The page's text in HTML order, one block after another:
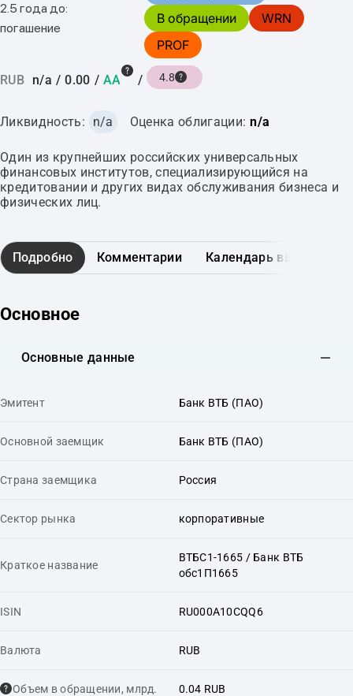
2.5 года до:
погашение
В обращении
WRN
PROF
RUB n/a / 0.00 / AA / 4.8
Ликвидность: n/a Оценка облигации: n/a
Один из крупнейших российских универсальных
финансовых институтов, специализирующийся на
кредитовании и других видах обслуживания бизнеса и
физических лиц.
Подробно Комментарии Календарь выплат
Основное
Основные данные
Эмитент Банк ВТБ (ПАО)
Основной заемщик Банк ВТБ (ПАО)
Страна заемщика Россия
Сектор рынка корпоративные
Краткое название
ВТБС1-1665 / Банк ВТБ
обс1П1665
ISIN RU000A10CQQ6
Валюта RUB
Объем в обращении, млрд. 0.04 RUB